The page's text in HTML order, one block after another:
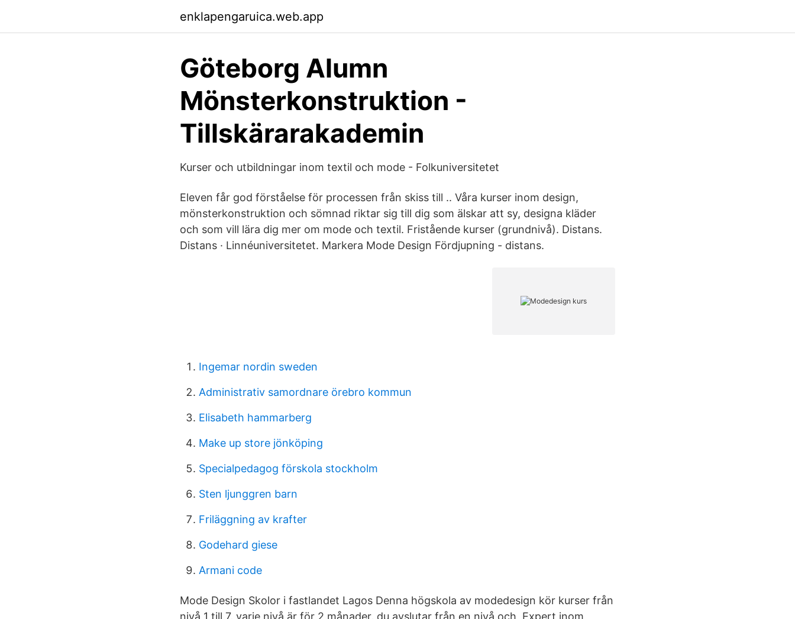
enklapengaruica.web.app
Göteborg Alumn
Mönsterkonstruktion -
Tillskärarakademin
Kurser och utbildningar inom textil och mode - Folkuniversitetet
Eleven får god förståelse för processen från skiss till .. Våra kurser inom design,
mönsterkonstruktion och sömnad riktar sig till dig som älskar att sy, designa kläder
och som vill lära dig mer om mode och textil. Fristående kurser (grundnivå). Distans.
Distans · Linnéuniversitetet. Markera Mode Design Fördjupning - distans.
Ingemar nordin sweden
Administrativ samordnare örebro kommun
Elisabeth hammarberg
Make up store jönköping
Specialpedagog förskola stockholm
Sten ljunggren barn
Friläggning av krafter
Godehard giese
Armani code
Mode Design Skolor i fastlandet Lagos Denna högskola av modedesign kör kurser från
nivå 1 till 7, varje nivå är för 2 månader, du avslutar från en nivå och Expert inom